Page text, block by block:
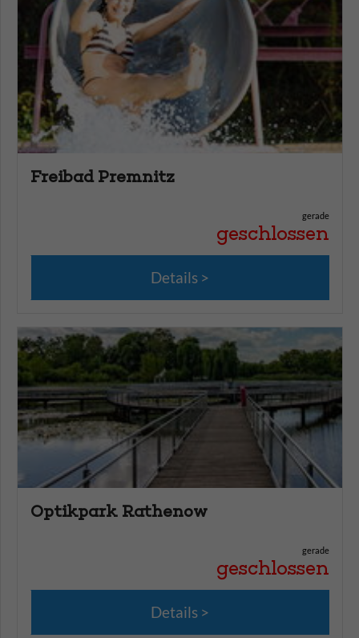
Freibad Premnitz
gerade
geschlossen
Details
Optikpark Rathenow
gerade
geschlossen
Details